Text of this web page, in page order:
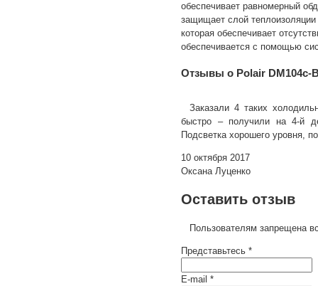
обеспечивает равномерный
защищает слой
которая обеспечивает
обеспечивается с помощью
Отзывы о Polair DM104c-
Заказали 4 таких
быстро – получили на 4-й
Подсветка хорошего уровня,
10 октября 2017
Оксана Луценко
Оставить отзыв
Пользователям запрещена
Представьтесь *
E-mail *